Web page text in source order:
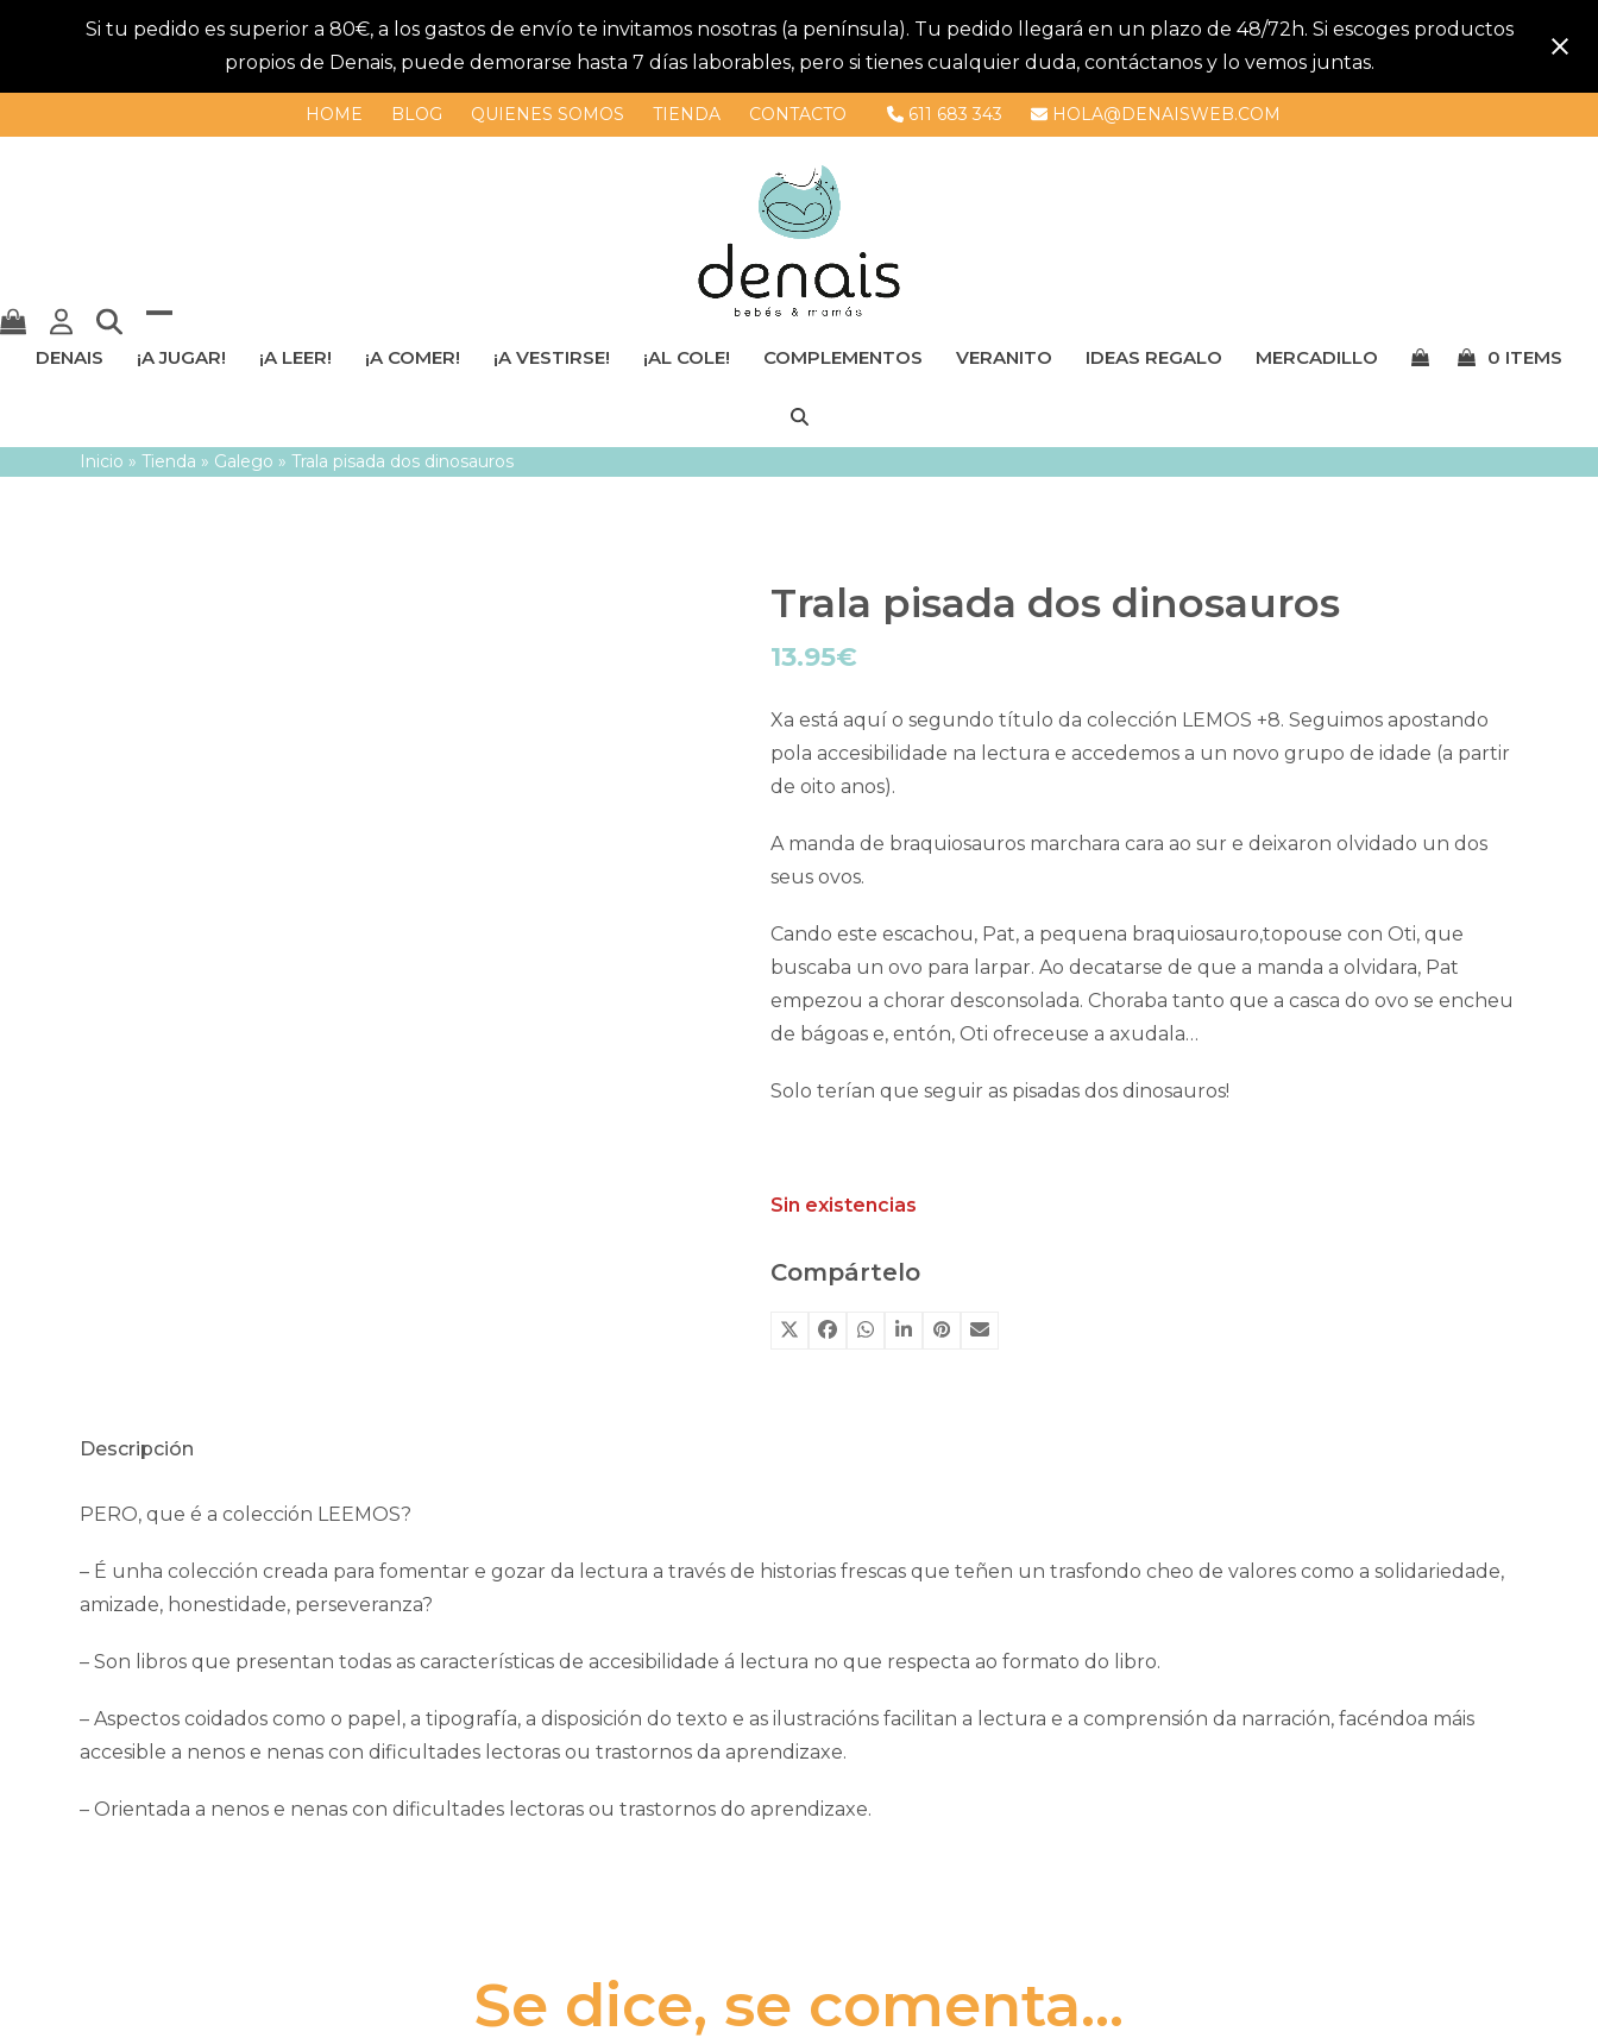
Si tu pedido es superior a 80€, a los gastos de envío te invitamos nosotras (a península). Tu pedido llegará en un plazo de 48/72h. Si escoges productos
propios de Denais, puede demorarse hasta 7 días laborables, pero si tienes cualquier duda, contáctanos y lo vemos juntas.
HOME BLOG QUIENES SOMOS TIENDA CONTACTO 611 683 343 HOLA@DENAISWEB.COM
Mostrar
menú
Cerrar
DENAIS ¡A JUGAR! ¡A LEER! ¡A COMER! ¡A VESTIRSE! ¡AL COLE! COMPLEMENTOS VERANITO IDEAS REGALO MERCADILLO 0 ITEMS
Inicio »Tienda » Galego »Trala pisada dos dinosauros
Trala pisada dos dinosauros
13.95€
Xa está aquí o segundo título da colección LEMOS +8. Seguimos apostando
pola accesibilidade na lectura e accedemos a un novo grupo de idade (a partir
de oito anos).
A manda de braquiosauros marchara cara ao sur e deixaron olvidado un dos
seus ovos.
Cando este escachou, Pat, a pequena braquiosauro,topouse con Oti, que
buscaba un ovo para larpar. Ao decatarse de que a manda a olvidara, Pat
empezou a chorar desconsolada. Choraba tanto que a casca do ovo se encheu
de bágoas e, entón, Oti ofreceuse a axudala…
Solo terían que seguir as pisadas dos dinosauros!
Sin existencias
Compártelo
Descripción
PERO, que é a colección LEEMOS?
– É unha colección creada para fomentar e gozar da lectura a través de historias frescas que teñen un trasfondo cheo de valores como a solidariedade,
amizade, honestidade, perseveranza?
– Son libros que presentan todas as características de accesibilidade á lectura no que respecta ao formato do libro.
– Aspectos coidados como o papel, a tipografía, a disposición do texto e as ilustracións facilitan a lectura e a comprensión da narración, facéndoa máis
accesible a nenos e nenas con dificultades lectoras ou trastornos da aprendizaxe.
– Orientada a nenos e nenas con dificultades lectoras ou trastornos do aprendizaxe.
Se dice, se comenta...